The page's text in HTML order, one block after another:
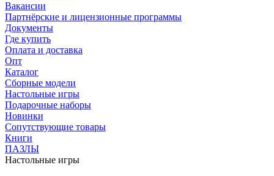
Вакансии
Партнёрские и лицензионные программы
Документы
Где купить
Оплата и доставка
Опт
Каталог
Сборные модели
Настольные игры
Подарочные наборы
Новинки
Сопутствующие товары
Книги
ПАЗЛЫ
Настольные игры